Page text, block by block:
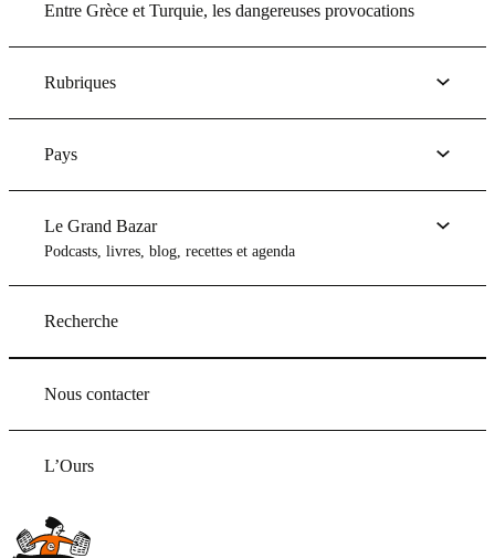
Entre Grèce et Turquie, les dangereuses provocations
Rubriques
Pays
Le Grand Bazar
Podcasts, livres, blog, recettes et agenda
Recherche
Nous contacter
L’Ours